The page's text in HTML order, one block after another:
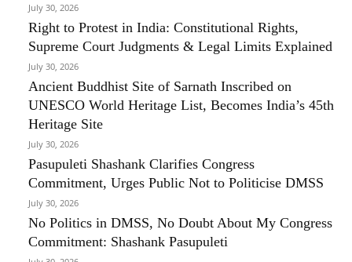
July 30, 2026
Right to Protest in India: Constitutional Rights,
Supreme Court Judgments & Legal Limits Explained
July 30, 2026
Ancient Buddhist Site of Sarnath Inscribed on
UNESCO World Heritage List, Becomes India’s 45th
Heritage Site
July 30, 2026
Pasupuleti Shashank Clarifies Congress
Commitment, Urges Public Not to Politicise DMSS
July 30, 2026
No Politics in DMSS, No Doubt About My Congress
Commitment: Shashank Pasupuleti